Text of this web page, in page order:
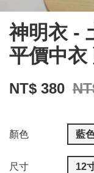
神明衣 -
平價中衣
NT$ 380
顏色 藍
尺寸 12